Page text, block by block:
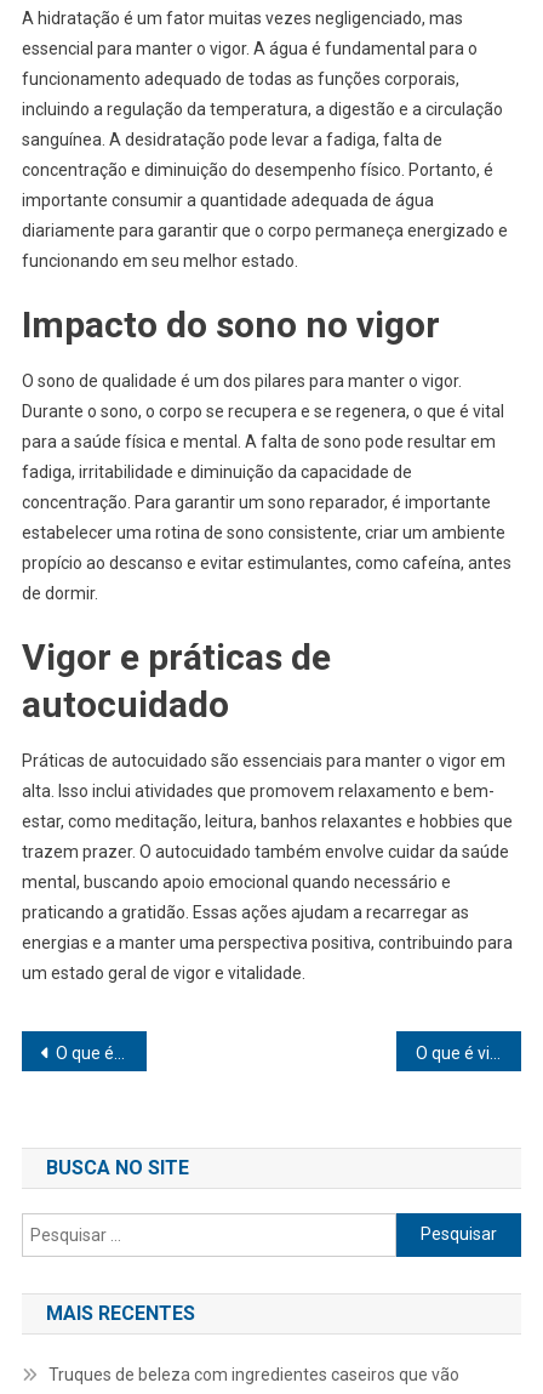
A hidratação é um fator muitas vezes negligenciado, mas
essencial para manter o vigor. A água é fundamental para o
funcionamento adequado de todas as funções corporais,
incluindo a regulação da temperatura, a digestão e a circulação
sanguínea. A desidratação pode levar a fadiga, falta de
concentração e diminuição do desempenho físico. Portanto, é
importante consumir a quantidade adequada de água
diariamente para garantir que o corpo permaneça energizado e
funcionando em seu melhor estado.
Impacto do sono no vigor
O sono de qualidade é um dos pilares para manter o vigor.
Durante o sono, o corpo se recupera e se regenera, o que é vital
para a saúde física e mental. A falta de sono pode resultar em
fadiga, irritabilidade e diminuição da capacidade de
concentração. Para garantir um sono reparador, é importante
estabelecer uma rotina de sono consistente, criar um ambiente
propício ao descanso e evitar estimulantes, como cafeína, antes
de dormir.
Vigor e práticas de
autocuidado
Práticas de autocuidado são essenciais para manter o vigor em
alta. Isso inclui atividades que promovem relaxamento e bem-
estar, como meditação, leitura, banhos relaxantes e hobbies que
trazem prazer. O autocuidado também envolve cuidar da saúde
mental, buscando apoio emocional quando necessário e
praticando a gratidão. Essas ações ajudam a recarregar as
energias e a manter uma perspectiva positiva, contribuindo para
um estado geral de vigor e vitalidade.
Navegação
Post
O que é valores nutricionais
BUSCA NO SITE
Pesquisar
por:
MAIS RECENTES
Truques de beleza com ingredientes caseiros que vão